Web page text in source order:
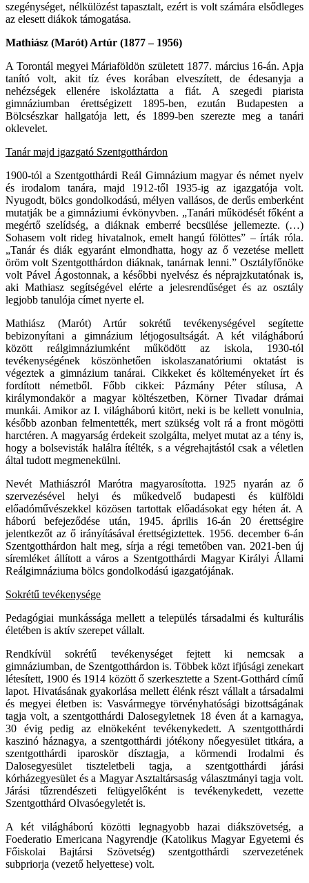
szegénységet, nélkülözést tapasztalt, ezért is volt számára elsődleges
az elesett diákok támogatása.
Mathiász (Marót) Artúr (1877 – 1956)
A Torontál megyei Máriaföldön született 1877. március 16-án. Apja
tanító volt, akit tíz éves korában elveszített, de édesanyja a
nehézségek ellenére iskoláztatta a fiát. A szegedi piarista
gimnáziumban érettségizett 1895-ben, ezután Budapesten a
Bölcsészkar hallgatója lett, és 1899-ben szerezte meg a tanári
oklevelet.
Tanár majd igazgató Szentgotthárdon
1900-tól a Szentgotthárdi Reál Gimnázium magyar és német nyelv
és irodalom tanára, majd 1912-től 1935-ig az igazgatója volt.
Nyugodt, bölcs gondolkodású, mélyen vallásos, de derűs emberként
mutatják be a gimnáziumi évkönyvben. „Tanári működését főként a
megértő szelídség, a diáknak emberré becsülése jellemezte. (…)
Sohasem volt rideg hivatalnok, emelt hangú fölöttes” – írták róla.
„Tanár és diák egyaránt elmondhatta, hogy az ő vezetése mellett
öröm volt Szentgotthárdon diáknak, tanárnak lenni.” Osztályfőnöke
volt Pável Ágostonnak, a későbbi nyelvész és néprajzkutatónak is,
aki Mathiasz segítségével elérte a jelesrendűséget és az osztály
legjobb tanulója címet nyerte el.
Mathiász (Marót) Artúr sokrétű tevékenységével segítette
bebizonyítani a gimnázium létjogosultságát. A két világháború
között reálgimnáziumként működött az iskola, 1930-tól
tevékenységének köszönhetően iskolaszanatóriumi oktatást is
végeztek a gimnázium tanárai. Cikkeket és költeményeket írt és
fordított németből. Főbb cikkei: Pázmány Péter stílusa, A
királymondakör a magyar költészetben, Körner Tivadar drámai
munkái. Amikor az I. világháború kitört, neki is be kellett vonulnia,
később azonban felmentették, mert szükség volt rá a front mögötti
harctéren. A magyarság érdekeit szolgálta, melyet mutat az a tény is,
hogy a bolsevisták halálra ítélték, s a végrehajtástól csak a véletlen
által tudott megmenekülni.
Nevét Mathiászról Marótra magyarosította. 1925 nyarán az ő
szervezésével helyi és műkedvelő budapesti és külföldi
előadóművészekkel közösen tartottak előadásokat egy héten át. A
háború befejeződése után, 1945. április 16-án 20 érettségire
jelentkezőt az ő irányításával érettségiztettek. 1956. december 6-án
Szentgotthárdon halt meg, sírja a régi temetőben van. 2021-ben új
síremléket állított a város a Szentgotthárdi Magyar Királyi Állami
Reálgimnáziuma bölcs gondolkodású igazgatójának.
Sokrétű tevékenysége
Pedagógiai munkássága mellett a település társadalmi és kulturális
életében is aktív szerepet vállalt.
Rendkívül sokrétű tevékenységet fejtett ki nemcsak a
gimnáziumban, de Szentgotthárdon is. Többek közt ifjúsági zenekart
létesített, 1900 és 1914 között ő szerkesztette a Szent-Gotthárd című
lapot. Hivatásának gyakorlása mellett élénk részt vállalt a társadalmi
és megyei életben is: Vasvármegye törvényhatósági bizottságának
tagja volt, a szentgotthárdi Dalosegyletnek 18 éven át a karnagya,
30 évig pedig az elnökeként tevékenykedett. A szentgotthárdi
kaszinó háznagya, a szentgotthárdi jótékony nőegyesület titkára, a
szentgotthárdi iparoskör dísztagja, a körmendi Irodalmi és
Dalosegyesület tiszteletbeli tagja, a szentgotthárdi járási
kórházegyesület és a Magyar Asztaltársaság választmányi tagja volt.
Járási tűzrendészeti felügyelőként is tevékenykedett, vezette
Szentgotthárd Olvasóegyletét is.
A két világháború közötti legnagyobb hazai diákszövetség, a
Foederatio Emericana Nagyrendje (Katolikus Magyar Egyetemi és
Főiskolai Bajtársi Szövetség) szentgotthárdi szervezetének
subpriorja (vezető helyettese) volt.